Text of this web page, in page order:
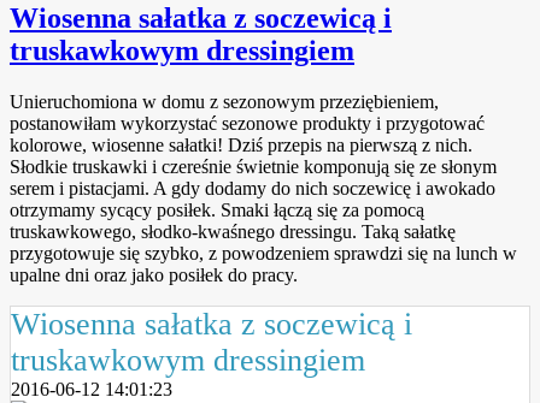
Wiosenna sałatka z soczewicą i
truskawkowym dressingiem
Unieruchomiona w domu z sezonowym przeziębieniem,
postanowiłam wykorzystać sezonowe produkty i przygotować
kolorowe, wiosenne sałatki! Dziś przepis na pierwszą z nich.
Słodkie truskawki i czereśnie świetnie komponują się ze słonym
serem i pistacjami. A gdy dodamy do nich soczewicę i awokado
otrzymamy sycący posiłek. Smaki łączą się za pomocą
truskawkowego, słodko-kwaśnego dressingu. Taką sałatkę
przygotowuje się szybko, z powodzeniem sprawdzi się na lunch w
upalne dni oraz jako posiłek do pracy.
Wiosenna sałatka z soczewicą i
truskawkowym dressingiem
2016-06-12 14:01:23